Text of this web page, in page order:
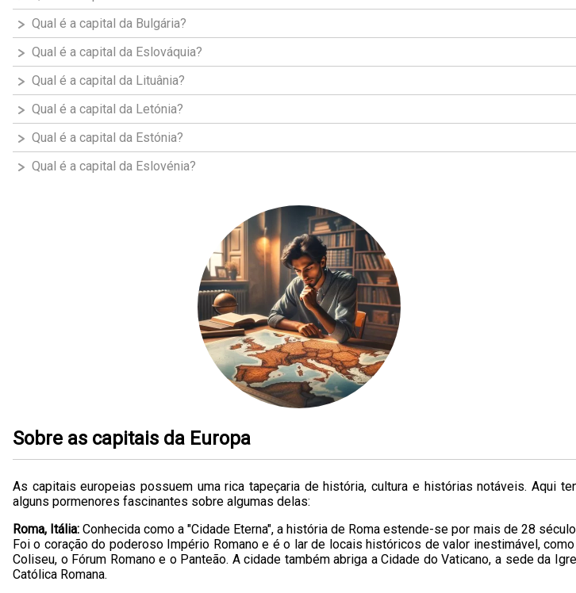
Qual é a capital da Bulgária?
Qual é a capital da Eslováquia?
Qual é a capital da Lituânia?
Qual é a capital da Letónia?
Qual é a capital da Estónia?
Qual é a capital da Eslovénia?
Sobre as capitais da Europa
As capitais europeias possuem uma rica tapeçaria de história, cultura e histórias notáveis. Aqui
alguns pormenores fascinantes sobre algumas delas:
Roma, Itália: Conhecida como a "Cidade Eterna", a história de Roma estende-se por mais de 28
Foi o coração do poderoso Império Romano e é o lar de locais históricos de valor inestimável,
Coliseu, o Fórum Romano e o Panteão. A cidade também abriga a Cidade do Vaticano, a sede da
Católica Romana.